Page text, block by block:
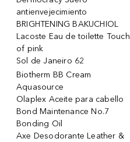
antienvejecimiento
BRIGHTENING BAKUCHIOL
Lacoste Eau de toilette Touch
of pink
Sol de Janeiro 62
Biotherm BB Cream
Aquasource
Olaplex Aceite para cabello
Bond Maintenance No.7
Bonding Oil
Axe Desodorante Leather &